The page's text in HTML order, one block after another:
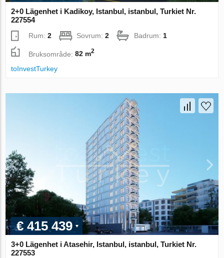
2+0 Lägenhet i Kadikoy, Istanbul, istanbul, Turkiet Nr.
227554
Rum:2 Sovrum:2 Badrum: 1
Bruksområde:82 m2
toInvestTurkey
€ 415 439
3+0 Lägenhet i Atasehir, Istanbul, istanbul, Turkiet Nr.
227553